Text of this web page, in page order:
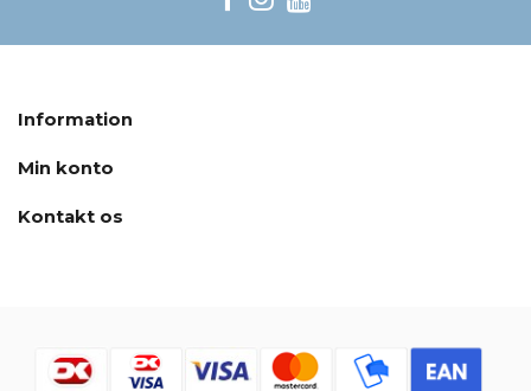
Information
Min konto
Kontakt os